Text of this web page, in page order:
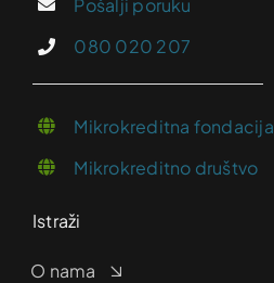
Pošalji poruku
080 020 207
Mikrokreditna fondacija
Mikrokreditno društvo
Istraži
O nama